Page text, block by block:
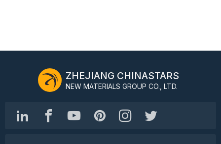
ZHEJIANG CHINASTARS
NEW MATERIALS GROUP CO., LTD.